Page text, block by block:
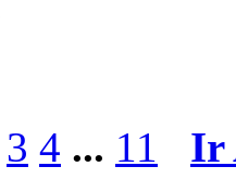
3 4 ... 11
Ir